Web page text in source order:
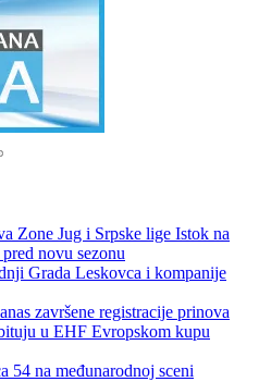
Zone Jug i Srpske lige Istok na
novu sezonu
Grada Leskovca i kompanije
završene registracije prinova
u EHF Evropskom kupu
54 na međunarodnoj sceni